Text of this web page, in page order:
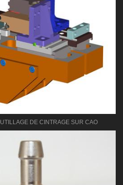
DE CINTRAGE SUR CAO